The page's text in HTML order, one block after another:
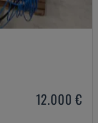
12.000 €